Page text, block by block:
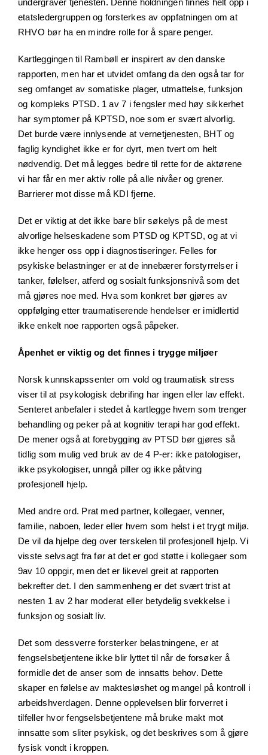
etatsledergruppen og forsterkes av oppfatningen om at
RHVO bør ha en mindre rolle for å spare penger.
Kartleggingen til Rambøll er inspirert av den danske
rapporten, men har et utvidet omfang da den også tar for
seg omfanget av somatiske plager, utmattelse, funksjon
og kompleks PTSD. 1 av 7 i fengsler med høy sikkerhet
har symptomer på KPTSD, noe som er svært alvorlig.
Det burde være innlysende at vernetjenesten, BHT og
faglig kyndighet ikke er for dyrt, men tvert om helt
nødvendig. Det må legges bedre til rette for de aktørene
vi har får en mer aktiv rolle på alle nivåer og grener.
Barrierer mot disse må KDI fjerne.
Det er viktig at det ikke bare blir søkelys på de mest
alvorlige helseskadene som PTSD og KPTSD, og at vi
ikke henger oss opp i diagnostiseringer. Felles for
psykiske belastninger er at de innebærer forstyrrelser i
tanker, følelser, atferd og sosialt funksjonsnivå som det
må gjøres noe med. Hva som konkret bør gjøres av
oppfølging etter traumatiserende hendelser er imidlertid
ikke enkelt noe rapporten også påpeker.
Åpenhet er viktig og det finnes i trygge miljøer
Norsk kunnskapssenter om vold og traumatisk stress
viser til at psykologisk debrifing har ingen eller lav effekt.
Senteret anbefaler i stedet å kartlegge hvem som trenger
behandling og peker på at kognitiv terapi har god effekt.
De mener også at forebygging av PTSD bør gjøres så
tidlig som mulig ved bruk av de 4 P-er: ikke patologiser,
ikke psykologiser, unngå piller og ikke påtving
profesjonell hjelp.
Med andre ord. Prat med partner, kollegaer, venner,
familie, naboen, leder eller hvem som helst i et trygt miljø.
De vil da hjelpe deg over terskelen til profesjonell hjelp. Vi
visste selvsagt fra før at det er god støtte i kollegaer som
9av 10 oppgir, men det er likevel greit at rapporten
bekrefter det. I den sammenheng er det svært trist at
nesten 1 av 2 har moderat eller betydelig svekkelse i
funksjon og sosialt liv.
Det som dessverre forsterker belastningene, er at
fengselsbetjentene ikke blir lyttet til når de forsøker å
formidle det de anser som de innsatts behov. Dette
skaper en følelse av maktesløshet og mangel på kontroll i
arbeidshverdagen. Denne opplevelsen blir forverret i
tilfeller hvor fengselsbetjentene må bruke makt mot
innsatte som sliter psykisk, og det beskrives som å gjøre
fysisk vondt i kroppen.